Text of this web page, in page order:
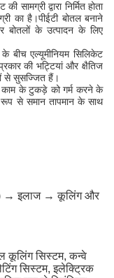
द्वारा निर्मित होता
का है।पीईटी बोतल बनाने
बोतलों के उत्पादन के लिए
बीच एल्यूमीनियम सिलिकेट
की भट्टियां और क्षैतिज
से सुसज्जित हैं।
में काम के टुकड़े को गर्म करने के
से समान तापमान के साथ
→ इलाज → कूलिंग और
कूलिंग सिस्टम, कन्वे
सिस्टम, इलेक्ट्रिक